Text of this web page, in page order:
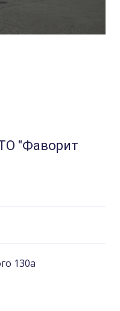
"Фаворит
130а